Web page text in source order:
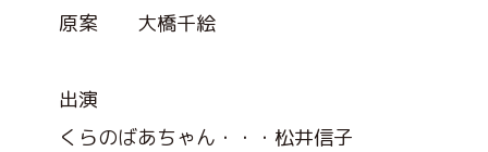
原案 大橋千絵
出演
くらのばあちゃん・・・松井信子